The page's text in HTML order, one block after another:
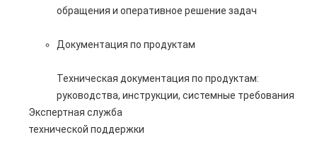
обращения и оперативное решение задач
Документация по продуктам
Техническая документация по продуктам:
руководства, инструкции, системные требования
Экспертная служба
технической поддержки